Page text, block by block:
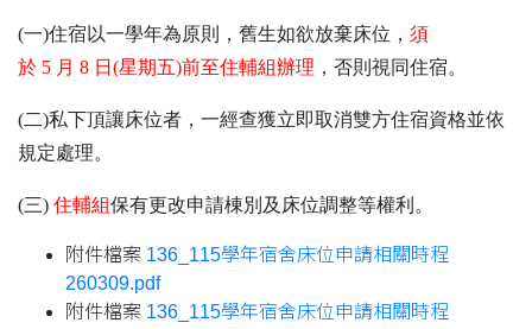
(一)住宿以一學年為原則，舊生如欲放棄床位， 須
於 5 月 8 日 (星期五)前至住輔組辦理 ， 否則視同住宿。
(二)私下頂讓床位者，一經查獲立即取消雙方住宿資格並依
規定處理。
(三) 住輔組保有更改申請棟別及床位調整等權利。
附件檔案 136_115學年宿舍床位申請相關時程
260309.pdf
附件檔案 136_115學年宿舍床位申請相關時程